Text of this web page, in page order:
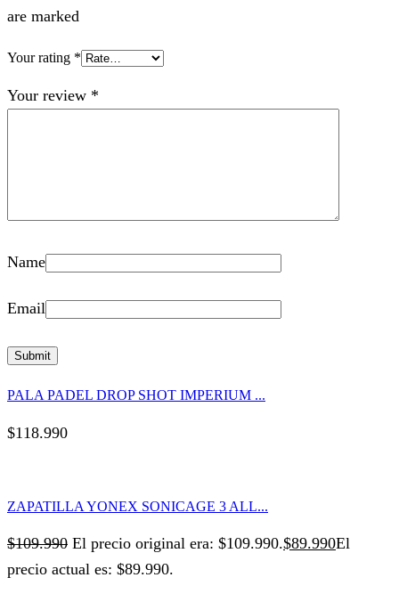
are marked
Your rating *
Your review *
Name
Email
PALA PADEL DROP SHOT IMPERIUM ...
$118.990
ZAPATILLA YONEX SONICAGE 3 ALL...
$109.990 El precio original era: $109.990.$89.990El
precio actual es: $89.990.